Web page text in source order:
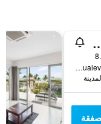
Votualevu Road Po Box 9203, نادي, فيجي